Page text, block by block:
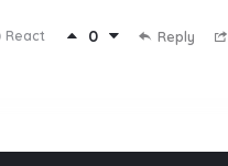
React 0 Reply